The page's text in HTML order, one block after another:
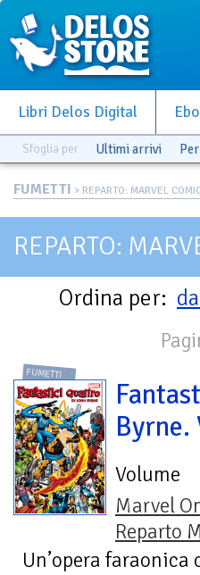
Libri Delos Digital
Sfoglia per Ultimi arrivi
FUMETTI > REPARTO: MARVEL
REPARTO:
Ordina per:
FUMETTI
Byrne.
Volume
Marvel
Reparto
Un’opera